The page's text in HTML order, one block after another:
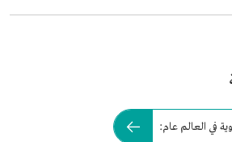
في العالم عام: